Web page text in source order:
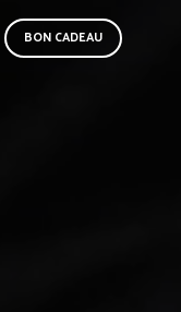
BON CADEAU